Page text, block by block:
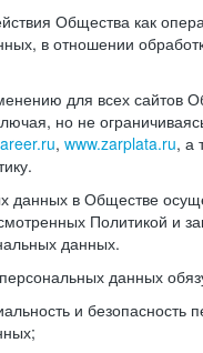
Общества как
в отношении
для всех сайтов
но не
, www.zarplata.ru, а
данных в Обществе
Политикой и
данных.
данных
и безопасность